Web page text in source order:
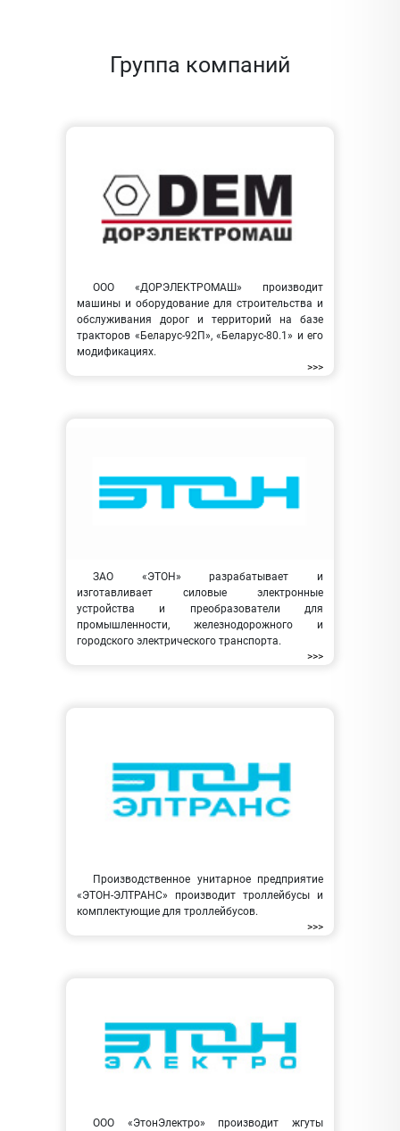
Группа компаний
ООО «ДОРЭЛЕКТРОМАШ» производит
машины и оборудование для строительства и
обслуживания дорог и территорий на базе
тракторов «Беларус-92П», «Беларус-80.1» и его
модификациях.
>>>
ЗАО «ЭТОН» разрабатывает и
изготавливает силовые электронные
устройства и преобразователи для
промышленности, железнодорожного и
городского электрического транспорта.
>>>
Производственное унитарное предприятие
«ЭТОН-ЭЛТРАНС» производит троллейбусы и
комплектующие для троллейбусов.
>>>
ООО «ЭтонЭлектро» производит жгуты